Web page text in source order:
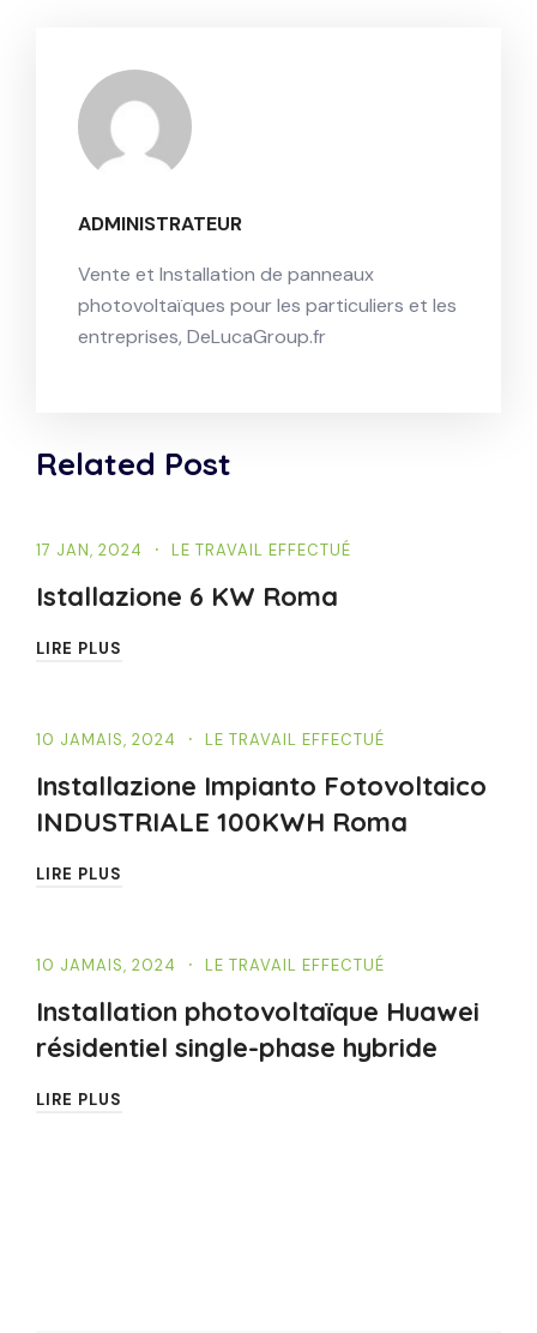
ADMINISTRATEUR
Vente et Installation de panneaux
photovoltaïques pour les particuliers et les
entreprises, DeLucaGroup.fr
Related Post
17 JAN, 2024 LE TRAVAIL EFFECTUÉ
Istallazione 6 KW Roma
LIRE PLUS
10 JAMAIS, 2024 LE TRAVAIL EFFECTUÉ
Installazione Impianto Fotovoltaico
INDUSTRIALE 100KWH Roma
LIRE PLUS
10 JAMAIS, 2024 LE TRAVAIL EFFECTUÉ
Installation photovoltaïque Huawei
résidentiel single-phase hybride
LIRE PLUS